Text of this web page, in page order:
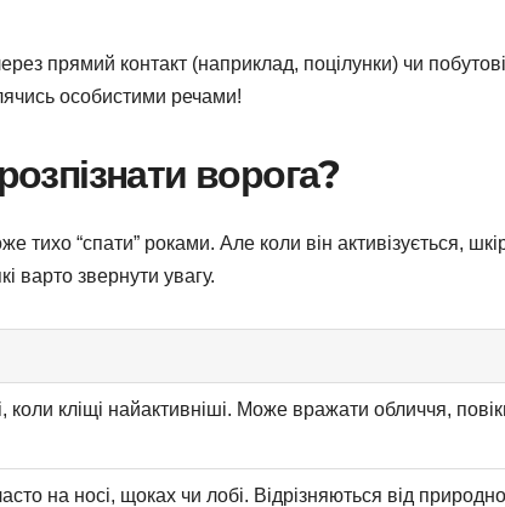
прямий контакт (наприклад, поцілунки) чи побутові
особистими речами!
ворога?
“спати” роками. Але коли він активізується,
варто звернути увагу.
коли кліщі найактивніші. Може вражати обличчя,
на носі, щоках чи лобі. Відрізняються від